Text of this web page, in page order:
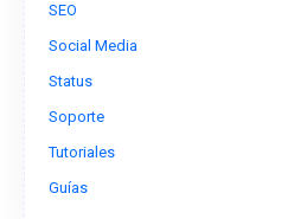
SEO
Social Media
Status
Soporte
Tutoriales
Guías